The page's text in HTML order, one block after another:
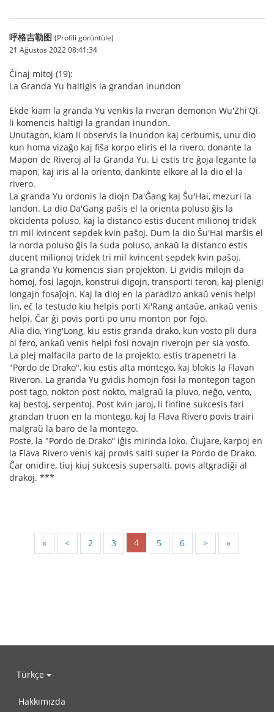
呼格吉勒图 (Profili görüntüle)
21 Ağustos 2022 08:41:34
Ĉinaj mitoj (19):
La Granda Yu haltigis la grandan inundon
Ekde kiam la granda Yu venkis la riveran demonon Wu'Zhi'Qi,
li komencis haltigi la grandan inundon.
Unutagon, kiam li observis la inundon kaj cerbumis, unu dio
kun homa vizaĝo kaj fiŝa korpo eliris el la rivero, donante la
Mapon de Riveroj al la Granda Yu. Li estis tre ĝoja legante la
mapon, kaj iris al la oriento, dankinte elkore al la dio el la
rivero.
La granda Yu ordonis la diojn Da'Ĝang kaj Ŝu'Hai, mezuri la
landon. La dio Da'Gang paŝis el la orienta poluso ĝis la
okcidenta poluso, kaj la distanco estis ducent milionoj tridek
tri mil kvincent sepdek kvin paŝoj. Dum la dio Ŝu'Hai marŝis el
la norda poluso ĝis la suda poluso, ankaŭ la distanco estis
ducent milionoj tridek tri mil kvincent sepdek kvin paŝoj.
La granda Yu komencis sian projekton. Li gvidis milojn da
homoj, fosi lagojn, konstrui digojn, transporti teron, kaj plenigi
longajn fosaĵojn. Kaj la dioj en la paradizo ankaŭ venis helpi
lin, eĉ la testudo kiu helpis porti Xi'Rang antaŭe, ankaŭ venis
helpi. Ĉar ĝi povis porti po unu monton por fojo.
Alia dio, Ying'Long, kiu estis granda drako, kun vosto pli dura
ol fero, ankaŭ venis helpi fosi novajn riverojn per sia vosto.
La plej malfacila parto de la projekto, estis trapenetri la
"Pordo de Drako", kiu estis alta montego, kaj blokis la Flavan
Riveron. La granda Yu gvidis homojn fosi la montegon tagon
post tago, nokton post nokto, malgraŭ la pluvo, neĝo, vento,
kaj bestoj, serpentoj. Post kvin jaroj, li finfine sukcesis fari
grandan truon en la montego, kaj la Flava Rivero povis trairi
malgraŭ la baro de la montego.
Poste, la "Pordo de Drako“ iĝis mirinda loko. Ĉiujare, karpoj en
la Flava Rivero venis kaj provis salti super la Pordo de Drako.
Ĉar onidire, tiuj kiuj sukcesis supersalti, povis altgradiĝi al
drakoj. ***
« < 2 3 4 5 6 > »
Türkçe
Hakkımızda